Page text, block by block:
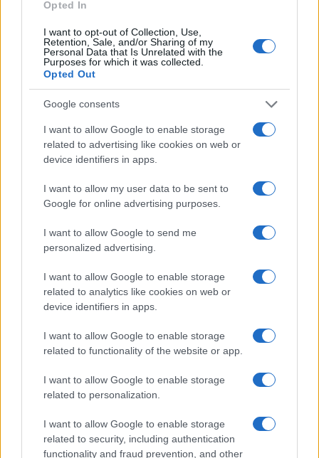
Opted In
I want to opt-out of Collection, Use,
Retention, Sale, and/or Sharing of my
Personal Data that Is Unrelated with the
Purposes for which it was collected.
Opted Out
Google consents
I want to allow Google to enable storage
related to advertising like cookies on web or
device identifiers in apps.
I want to allow my user data to be sent to
Google for online advertising purposes.
I want to allow Google to send me
personalized advertising.
I want to allow Google to enable storage
related to analytics like cookies on web or
device identifiers in apps.
I want to allow Google to enable storage
related to functionality of the website or app.
I want to allow Google to enable storage
related to personalization.
I want to allow Google to enable storage
related to security, including authentication
functionality and fraud prevention, and other
: l’abbonamento è un
contratto, non una proprietà piena ed è dunque
quelle legate al rinnovo. Ma la libertà contrattuale
del tifoso — decidere se andare o meno alla
sull’altare di un problema che riguarda una
minoranza di speculatori.
Ivan Mazzoletti, 6 agosto 2026